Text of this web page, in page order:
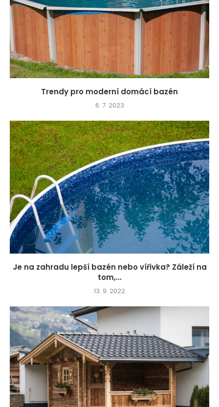
Trendy pro moderní domácí bazén
6. 7. 2023
Je na zahradu lepší bazén nebo vířivka? Záleží na
tom,...
13. 9. 2022